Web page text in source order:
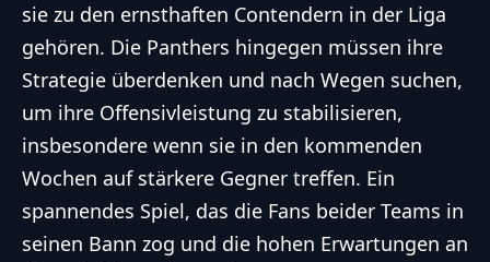
sie zu den ernsthaften Contendern in der Liga
gehören. Die Panthers hingegen müssen ihre
Strategie überdenken und nach Wegen suchen,
um ihre Offensivleistung zu stabilisieren,
insbesondere wenn sie in den kommenden
Wochen auf stärkere Gegner treffen. Ein
spannendes Spiel, das die Fans beider Teams in
seinen Bann zog und die hohen Erwartungen an